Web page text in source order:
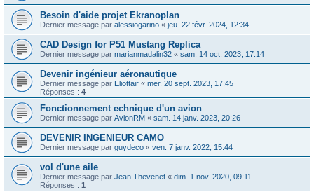
Besoin d'aide projet Ekranoplan
Dernier message par alessiogarino « jeu. 22 févr. 2024, 12:34
CAD Design for P51 Mustang Replica
Dernier message par marianmadalin32 « sam. 14 oct. 2023, 17:14
Devenir ingénieur aéronautique
Dernier message par Eliottair « mer. 20 sept. 2023, 17:45
Réponses : 4
Fonctionnement echnique d'un avion
Dernier message par AvionRM « sam. 14 janv. 2023, 20:26
DEVENIR INGENIEUR CAMO
Dernier message par guydeco « ven. 7 janv. 2022, 15:44
vol d'une aile
Dernier message par Jean Thevenet « dim. 1 nov. 2020, 09:11
Réponses : 1